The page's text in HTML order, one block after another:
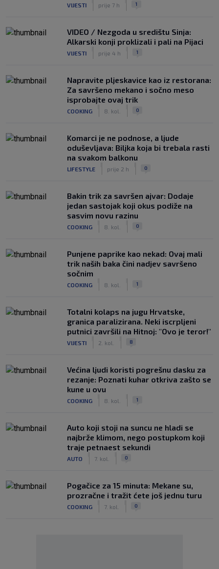
VIJESTI prije 7 h 1
VIDEO / Nezgoda u središtu Sinja:
Alkarski konji proklizali i pali na Pijaci
VIJESTI prije 4 h 1
Napravite pljeskavice kao iz restorana:
Za savršeno mekano i sočno meso
isprobajte ovaj trik
COOKING 8. kol. 0
Komarci je ne podnose, a ljude
oduševljava: Biljka koja bi trebala rasti
na svakom balkonu
LIFESTYLE prije 2 h 0
Bakin trik za savršen ajvar: Dodaje
jedan sastojak koji okus podiže na
sasvim novu razinu
COOKING 8. kol. 0
Punjene paprike kao nekad: Ovaj mali
trik naših baka čini nadjev savršeno
sočnim
COOKING 8. kol. 1
Totalni kolaps na jugu Hrvatske,
granica paralizirana. Neki iscrpljeni
putnici završili na Hitnoj: "Ovo je teror!"
VIJESTI 2. kol. 8
Većina ljudi koristi pogrešnu dasku za
rezanje: Poznati kuhar otkriva zašto se
kune u ovu
COOKING 8. kol. 1
Auto koji stoji na suncu ne hladi se
najbrže klimom, nego postupkom koji
traje petnaest sekundi
AUTO 7. kol. 0
Pogačice za 15 minuta: Mekane su,
prozračne i tražit ćete još jednu turu
COOKING 7. kol. 0